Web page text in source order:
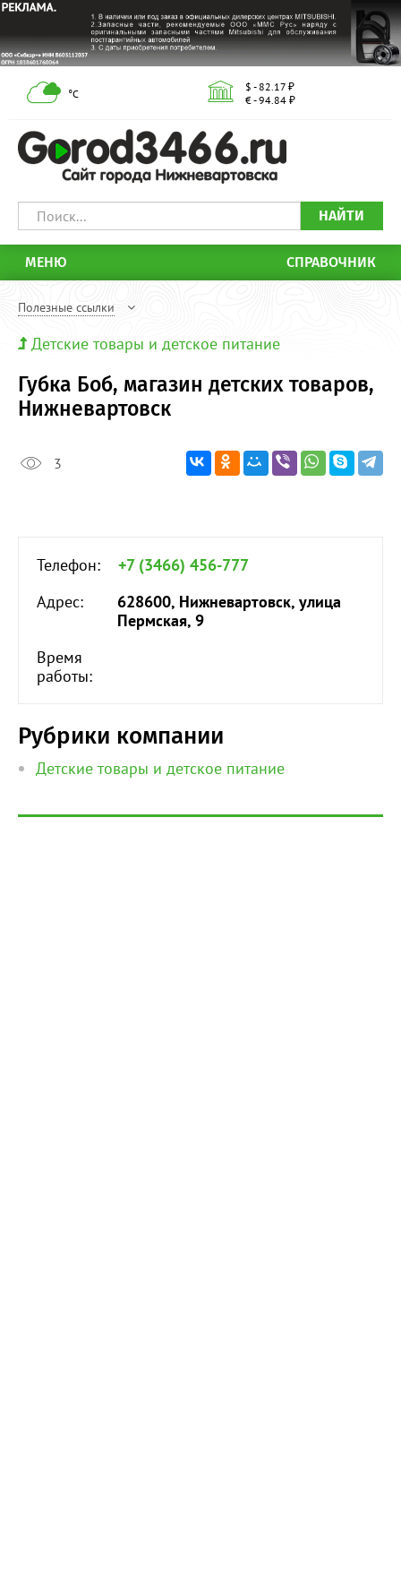
°С
$ - 82.17 ₽
€ - 94.84 ₽
НАЙТИ
МЕНЮ СПРАВОЧНИК
Полезные ссылки
Детские товары и детское питание
Губка Боб, магазин детских товаров,
Нижневартовск
3
Телефон:
+7 (3466) 456-777
Адрес:
628600, Нижневартовск, улица
Пермская, 9
Время
работы:
Рубрики компании
Детские товары и детское питание